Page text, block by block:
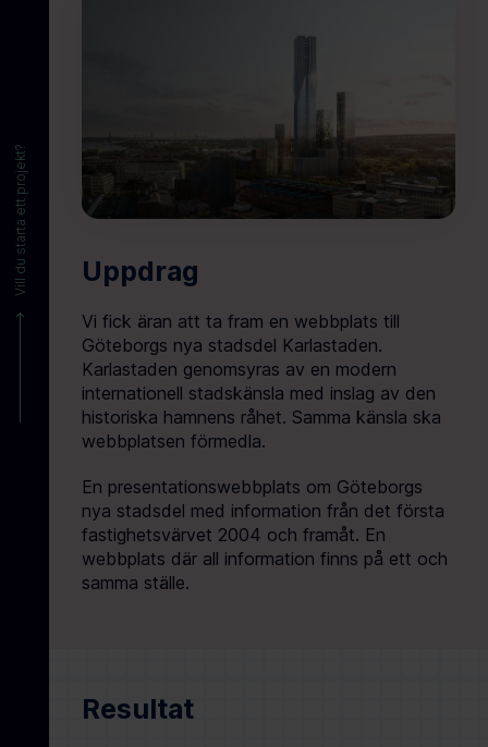
Vill du starta ett projekt? Uppdrag
Vi fick äran att ta fram en webbplats till
Göteborgs nya stadsdel Karlastaden.
Karlastaden genomsyras av en modern
internationell stadskänsla med inslag av den
historiska hamnens råhet. Samma känsla ska
webbplatsen förmedla.
En presentationswebbplats om Göteborgs
nya stadsdel med information från det första
fastighetsvärvet 2004 och framåt. En
webbplats där all information finns på ett och
samma ställe.
Resultat